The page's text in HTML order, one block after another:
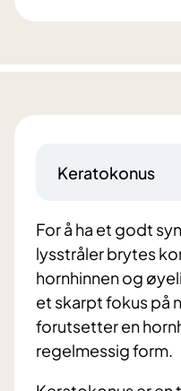
Keratokonus
For å ha et godt
lysstråler brytes
hornhinnen og
et skarpt fokus på
forutsetter en
regelmessig form.